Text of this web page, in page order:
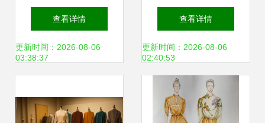
片变服装特效制作
——从2D草图到
查看详情
更新时间：2026-08-06
03:38:37
时尚T台为你而设
——服装制作全攻
查看详情
更新时间：2026-08-06
02:40:53